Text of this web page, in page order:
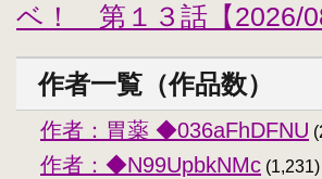
ベ！ 第１３話【2026/
作者一覧（作品数）
作者：胃薬 ◆036aFhDFNU
作者：◆N99UpbkNMc (1,231)